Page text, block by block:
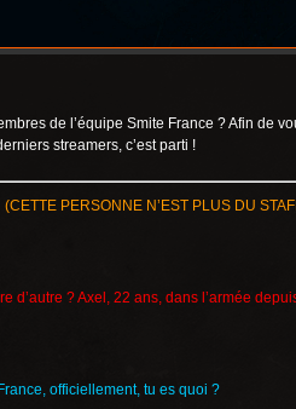
de l’équipe Smite France ? Afin de
streamers, c’est parti !
(CETTE PERSONNE N’EST PLUS DU
d’autre ? Axel, 22 ans, dans l’armée
officiellement, tu es quoi ?